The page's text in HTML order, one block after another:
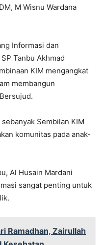
M Wisnu Wardana
Informasi dan
Tanbu Akhmad
KIM mengangkat
membangun
Sembilan KIM
komunitas pada anak-
Al Husain Mardani
sangat penting untuk
Ramadhan, Zairullah